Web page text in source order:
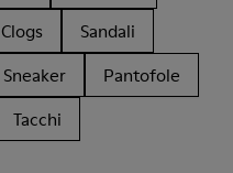
Clogs
Sandali
Sneaker
Pantofole
Tacchi